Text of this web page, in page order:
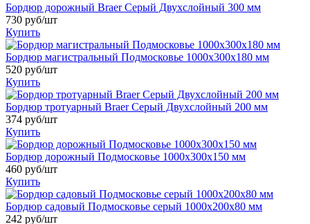
Бордюр дорожный Braer Серый Двухслойный 300 мм
730 руб/шт
Купить
Бордюр магистральный Подмосковье 1000x300x180 мм
520 руб/шт
Купить
Бордюр тротуарный Braer Серый Двухслойный 200 мм
374 руб/шт
Купить
Бордюр дорожный Подмосковье 1000x300x150 мм
460 руб/шт
Купить
Бордюр садовый Подмосковье серый 1000x200x80 мм
242 руб/шт